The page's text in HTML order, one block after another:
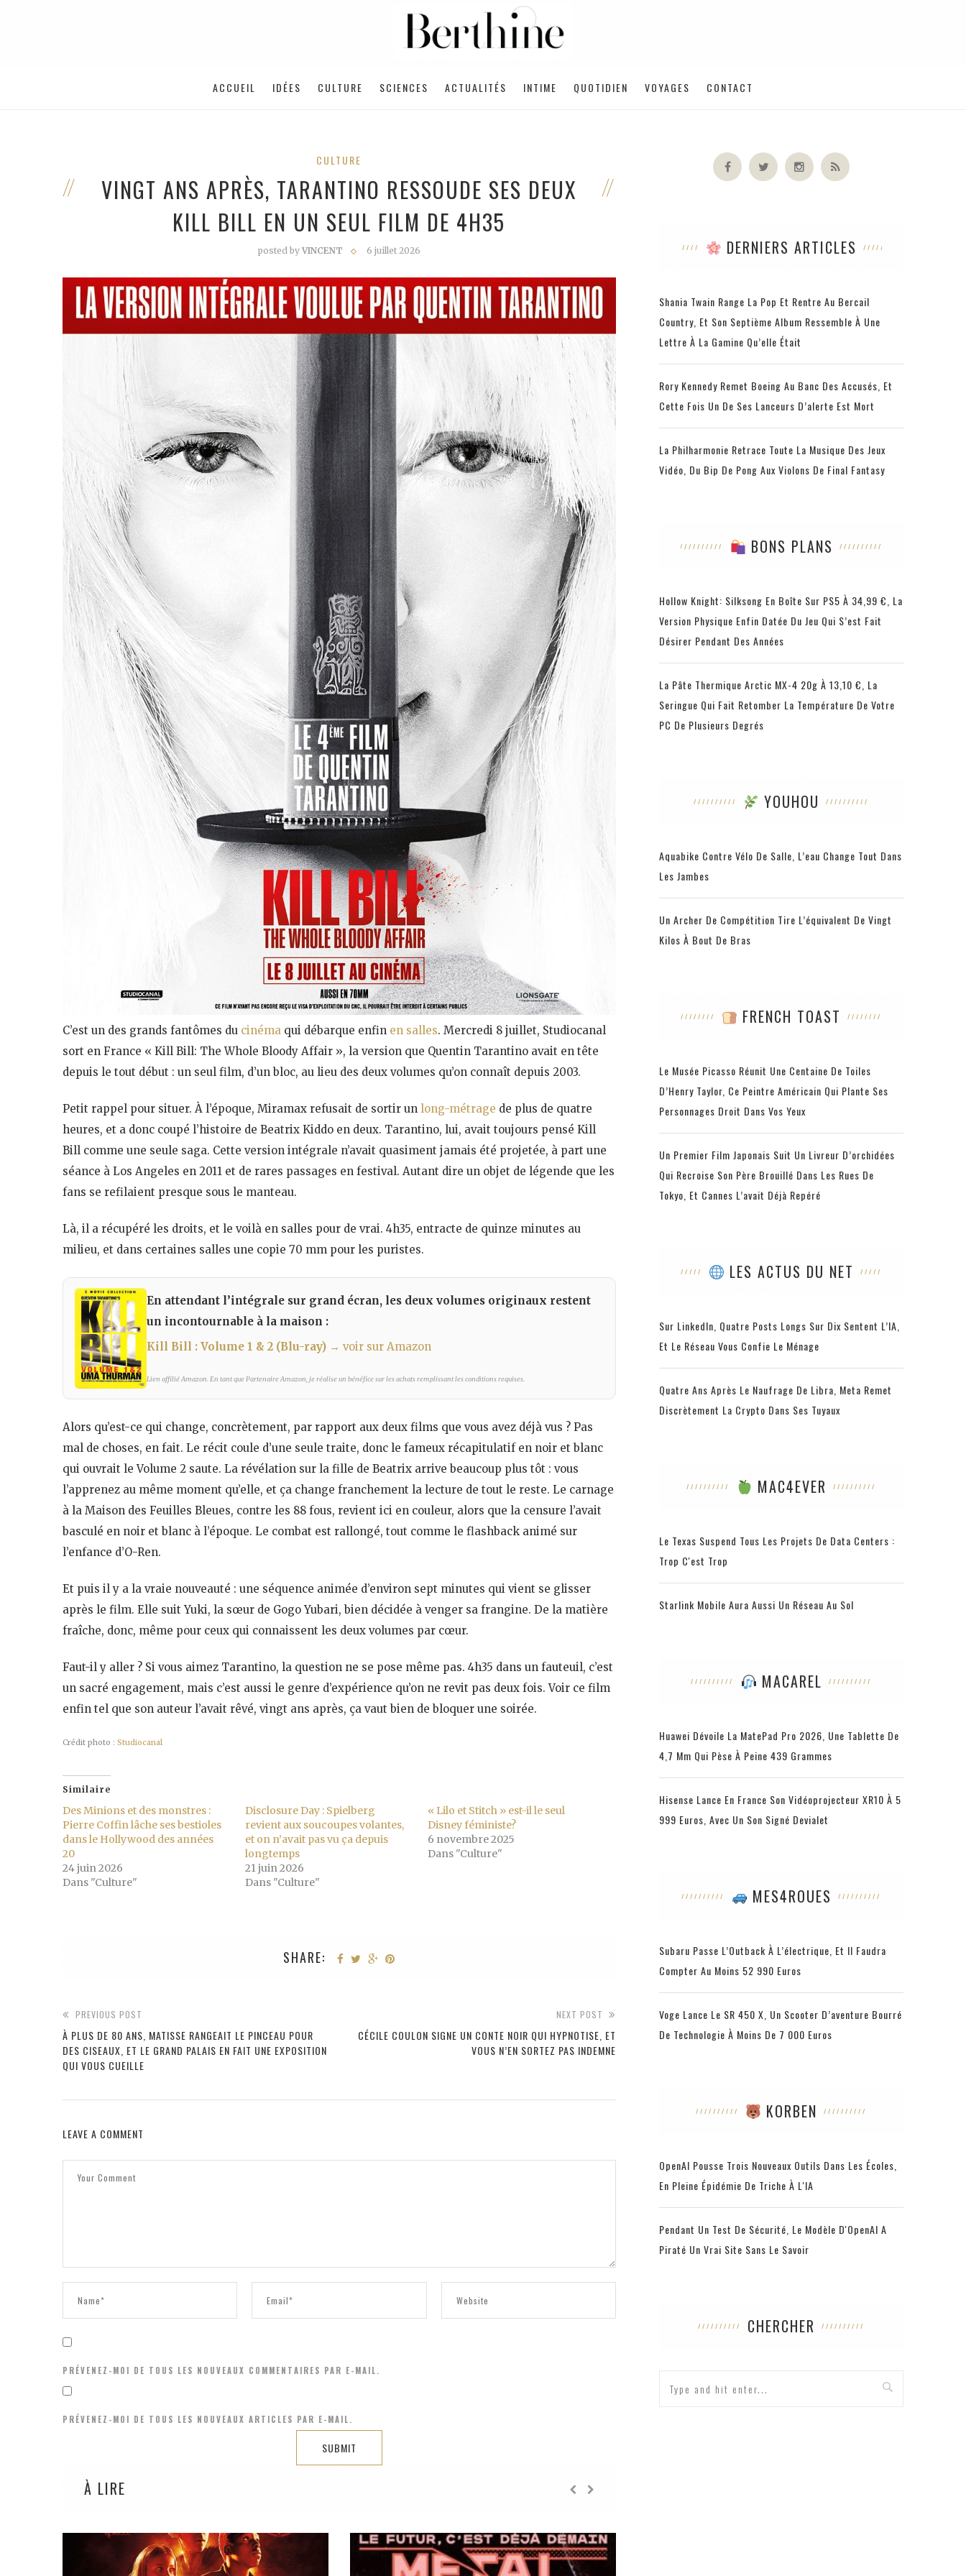
ACCUEIL IDÉES CULTURE SCIENCES ACTUALITÉS INTIME QUOTIDIEN VOYAGES CONTACT
CULTURE
VINGT ANS APRÈS, TARANTINO RESSOUDE SES DEUX
KILL BILL EN UN SEUL FILM DE 4H35
posted by VINCENT 6 juillet 2026
C’est un des grands fantômes du cinéma qui débarque enfin en salles. Mercredi 8 juillet, Studiocanal
sort en France « Kill Bill: The Whole Bloody Affair », la version que Quentin Tarantino avait en tête
depuis le tout début : un seul film, d’un bloc, au lieu des deux volumes qu’on connaît depuis 2003.
Petit rappel pour situer. À l’époque, Miramax refusait de sortir un long-métrage de plus de quatre
heures, et a donc coupé l’histoire de Beatrix Kiddo en deux. Tarantino, lui, avait toujours pensé Kill
Bill comme une seule saga. Cette version intégrale n’avait quasiment jamais été projetée, à part une
séance à Los Angeles en 2011 et de rares passages en festival. Autant dire un objet de légende que les
fans se refilaient presque sous le manteau.
Là, il a récupéré les droits, et le voilà en salles pour de vrai. 4h35, entracte de quinze minutes au
milieu, et dans certaines salles une copie 70 mm pour les puristes.
En attendant l’intégrale sur grand écran, les deux volumes originaux restent
un incontournable à la maison :
Kill Bill : Volume 1 & 2 (Blu-ray) → voir sur Amazon
Lien affilié Amazon. En tant que Partenaire Amazon, je réalise un bénéfice sur les achats remplissant les conditions requises.
Alors qu’est-ce qui change, concrètement, par rapport aux deux films que vous avez déjà vus ? Pas
mal de choses, en fait. Le récit coule d’une seule traite, donc le fameux récapitulatif en noir et blanc
qui ouvrait le Volume 2 saute. La révélation sur la fille de Beatrix arrive beaucoup plus tôt : vous
l’apprenez au même moment qu’elle, et ça change franchement la lecture de tout le reste. Le carnage
à la Maison des Feuilles Bleues, contre les 88 fous, revient ici en couleur, alors que la censure l’avait
basculé en noir et blanc à l’époque. Le combat est rallongé, tout comme le flashback animé sur
l’enfance d’O-Ren.
Et puis il y a la vraie nouveauté : une séquence animée d’environ sept minutes qui vient se glisser
après le film. Elle suit Yuki, la sœur de Gogo Yubari, bien décidée à venger sa frangine. De la matière
fraîche, donc, même pour ceux qui connaissent les deux volumes par cœur.
Faut-il y aller ? Si vous aimez Tarantino, la question ne se pose même pas. 4h35 dans un fauteuil, c’est
un sacré engagement, mais c’est aussi le genre d’expérience qu’on ne revit pas deux fois. Voir ce film
enfin tel que son auteur l’avait rêvé, vingt ans après, ça vaut bien de bloquer une soirée.
Crédit photo : Studiocanal
Similaire
Des Minions et des monstres :
Pierre Coffin lâche ses bestioles
dans le Hollywood des années
20
24 juin 2026
Dans "Culture"
Disclosure Day : Spielberg
revient aux soucoupes volantes,
et on n’avait pas vu ça depuis
longtemps
21 juin 2026
Dans "Culture"
« Lilo et Stitch » est-il le seul
Disney féministe?
6 novembre 2025
Dans "Culture"
SHARE:
PREVIOUS POST
À PLUS DE 80 ANS, MATISSE RANGEAIT LE PINCEAU POUR
DES CISEAUX, ET LE GRAND PALAIS EN FAIT UNE EXPOSITION
QUI VOUS CUEILLE
NEXT POST
CÉCILE COULON SIGNE UN CONTE NOIR QUI HYPNOTISE, ET
VOUS N’EN SORTEZ PAS INDEMNE
LEAVE A COMMENT
PRÉVENEZ-MOI DE TOUS LES NOUVEAUX COMMENTAIRES PAR E-MAIL.
PRÉVENEZ-MOI DE TOUS LES NOUVEAUX ARTICLES PAR E-MAIL.
À LIRE
DERNIERS ARTICLES
Shania Twain Range La Pop Et Rentre Au Bercail
Country, Et Son Septième Album Ressemble À Une
Lettre À La Gamine Qu’elle Était
Rory Kennedy Remet Boeing Au Banc Des Accusés, Et
Cette Fois Un De Ses Lanceurs D’alerte Est Mort
La Philharmonie Retrace Toute La Musique Des Jeux
Vidéo, Du Bip De Pong Aux Violons De Final Fantasy
BONS PLANS
Hollow Knight: Silksong En Boîte Sur PS5 À 34,99 €, La
Version Physique Enfin Datée Du Jeu Qui S’est Fait
Désirer Pendant Des Années
La Pâte Thermique Arctic MX-4 20g À 13,10 €, La
Seringue Qui Fait Retomber La Température De Votre
PC De Plusieurs Degrés
YOUHOU
Aquabike Contre Vélo De Salle, L’eau Change Tout Dans
Les Jambes
Un Archer De Compétition Tire L’équivalent De Vingt
Kilos À Bout De Bras
FRENCH TOAST
Le Musée Picasso Réunit Une Centaine De Toiles
D’Henry Taylor, Ce Peintre Américain Qui Plante Ses
Personnages Droit Dans Vos Yeux
Un Premier Film Japonais Suit Un Livreur D’orchidées
Qui Recroise Son Père Brouillé Dans Les Rues De
Tokyo, Et Cannes L’avait Déjà Repéré
LES ACTUS DU NET
Sur LinkedIn, Quatre Posts Longs Sur Dix Sentent L’IA,
Et Le Réseau Vous Confie Le Ménage
Quatre Ans Après Le Naufrage De Libra, Meta Remet
Discrètement La Crypto Dans Ses Tuyaux
MAC4EVER
Le Texas Suspend Tous Les Projets De Data Centers :
Trop C'est Trop
Starlink Mobile Aura Aussi Un Réseau Au Sol
MACAREL
Huawei Dévoile La MatePad Pro 2026, Une Tablette De
4,7 Mm Qui Pèse À Peine 439 Grammes
Hisense Lance En France Son Vidéoprojecteur XR10 À 5
999 Euros, Avec Un Son Signé Devialet
MES4ROUES
Subaru Passe L’Outback À L’électrique, Et Il Faudra
Compter Au Moins 52 990 Euros
Voge Lance Le SR 450 X, Un Scooter D’aventure Bourré
De Technologie À Moins De 7 000 Euros
KORBEN
OpenAI Pousse Trois Nouveaux Outils Dans Les Écoles,
En Pleine Épidémie De Triche À L'IA
Pendant Un Test De Sécurité, Le Modèle D'OpenAI A
Piraté Un Vrai Site Sans Le Savoir
CHERCHER